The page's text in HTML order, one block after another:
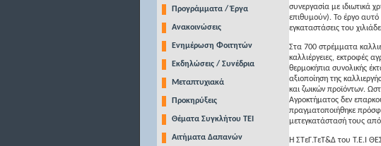
Προγράμματα / Έργα
Ανακοινώσεις
Ενημέρωση Φοιτητών
Εκδηλώσεις / Συνέδρια
Μεταπτυχιακά
Προκηρύξεις
Θέματα Συγκλήτου ΤΕΙ
Αιτήματα Δαπανών
συνεργασία με ιδιωτικά
επιθυμούν). Το έργο αυτό
εγκαταστάσεις του
Στα 700 στρέμματα
καλλιέργειες, εκτροφές
θερμοκήπια συνολικής
αξιοποίηση της
και ζωικών προϊόντων.
Αγροκτήματος δεν
πραγματοποιήθηκε
μετεγκατάστασή τους από
Η ΣTεΓ.ΤεΤ&Δ του Τ.Ε.Ι